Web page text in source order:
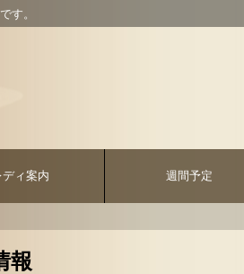
す。
ディ案内 週間予定
報